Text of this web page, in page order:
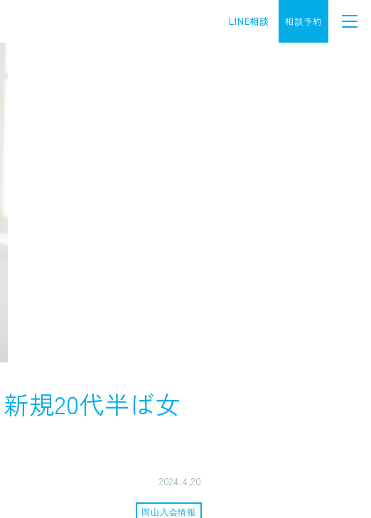
LINE相談 相談予約
規20代半ば女
2024.4.20
岡山入会情報